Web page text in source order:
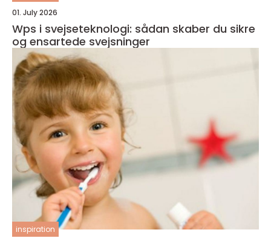
01. July 2026
Wps i svejseteknologi: sådan skaber du sikre
og ensartede svejsninger
inspiration